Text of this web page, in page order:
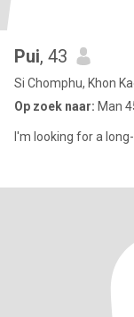
Pui, 43
Si Chomphu, Khon
Op zoek naar: Man
I'm looking for a